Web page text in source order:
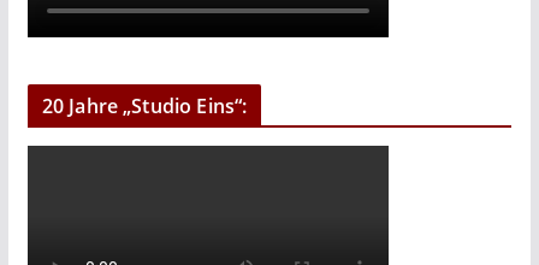
20 Jahre „Studio Eins“: